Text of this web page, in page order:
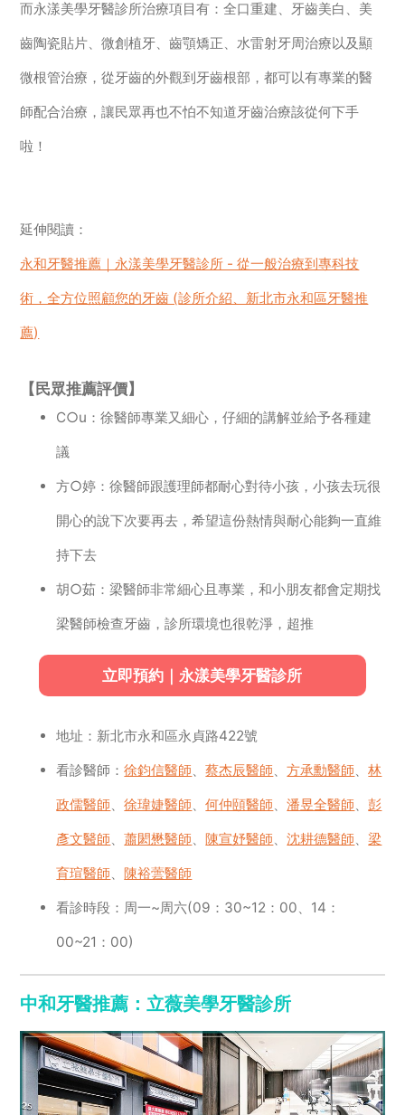
而永漾美學牙醫診所治療項目有：全口重建、牙齒美白、美
齒陶瓷貼片、微創植牙、齒顎矯正、水雷射牙周治療以及顯
微根管治療，從牙齒的外觀到牙齒根部，都可以有專業的醫
師配合治療，讓民眾再也不怕不知道牙齒治療該從何下手
啦！
延伸閱讀：
永和牙醫推薦｜永漾美學牙醫診所 - 從一般治療到專科技
術，全方位照顧您的牙齒 (診所介紹、新北市永和區牙醫推
薦)
【民眾推薦評價】
C○u：徐醫師專業又細心，仔細的講解並給予各種建
議
方○婷：徐醫師跟護理師都耐心對待小孩，小孩去玩很
開心的說下次要再去，希望這份熱情與耐心能夠一直維
持下去
胡○茹：梁醫師非常細心且專業，和小朋友都會定期找
梁醫師檢查牙齒，診所環境也很乾淨，超推
立即預約｜永漾美學牙醫診所
地址：新北市永和區永貞路422號
看診醫師：徐鈞信醫師、蔡杰辰醫師、方承勳醫師、林
政儒醫師、徐瑋婕醫師、何仲頤醫師、潘昱全醫師、彭
彥文醫師、蕭閎懋醫師、 陳宣妤醫師、沈耕德醫師、梁
育瑄醫師、 陳裕蕓醫師
看診時段：周一~周六(09：30~12：00、14：
00~21：00)
中和牙醫推薦：立薇美學牙醫診所